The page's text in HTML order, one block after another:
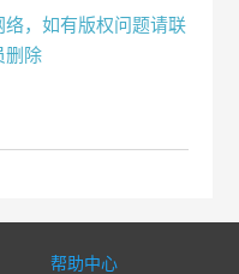
，如有版权问题请联
删除
帮助中心